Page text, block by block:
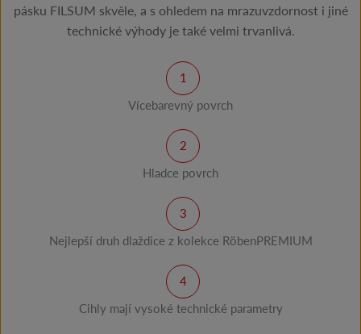
pásku FILSUM skvěle, a s ohledem na mrazuvzdornost i jiné
technické výhody je také velmi trvanlivá.
Vícebarevný povrch
Hladce povrch
Nejlepší druh dlaždice z kolekce RöbenPREMIUM
Cihly mají vysoké technické parametry